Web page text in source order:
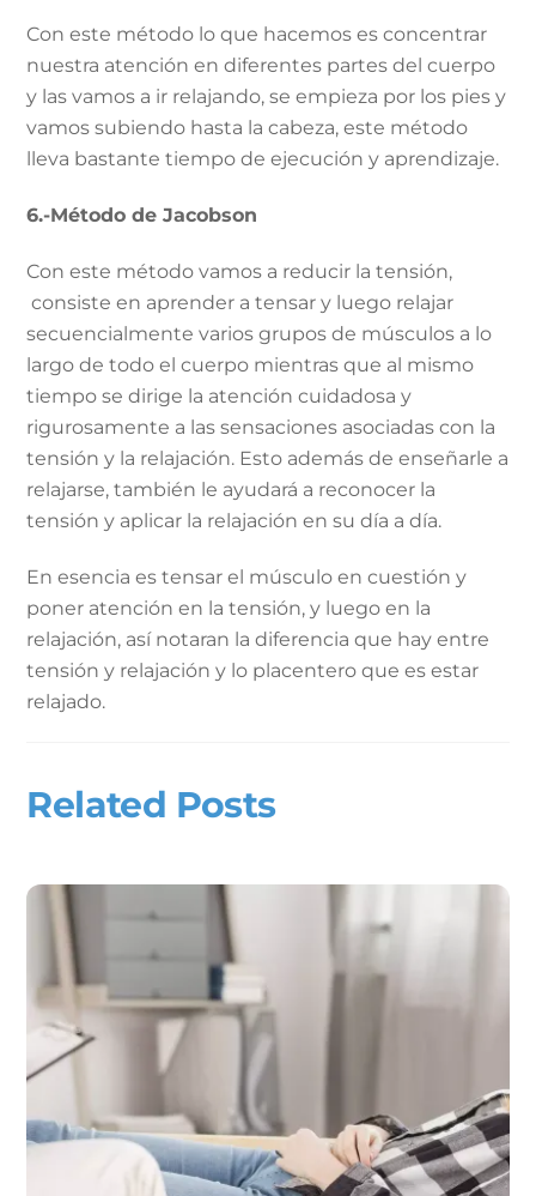
Con este método lo que hacemos es concentrar
nuestra atención en diferentes partes del cuerpo
y las vamos a ir relajando, se empieza por los pies y
vamos subiendo hasta la cabeza, este método
lleva bastante tiempo de ejecución y aprendizaje.
6.-Método de Jacobson
Con este método vamos a reducir la tensión,
consiste en aprender a tensar y luego relajar
secuencialmente varios grupos de músculos a lo
largo de todo el cuerpo mientras que al mismo
tiempo se dirige la atención cuidadosa y
rigurosamente a las sensaciones asociadas con la
tensión y la relajación. Esto además de enseñarle a
relajarse, también le ayudará a reconocer la
tensión y aplicar la relajación en su día a día.
En esencia es tensar el músculo en cuestión y
poner atención en la tensión, y luego en la
relajación, así notaran la diferencia que hay entre
tensión y relajación y lo placentero que es estar
relajado.
Related Posts